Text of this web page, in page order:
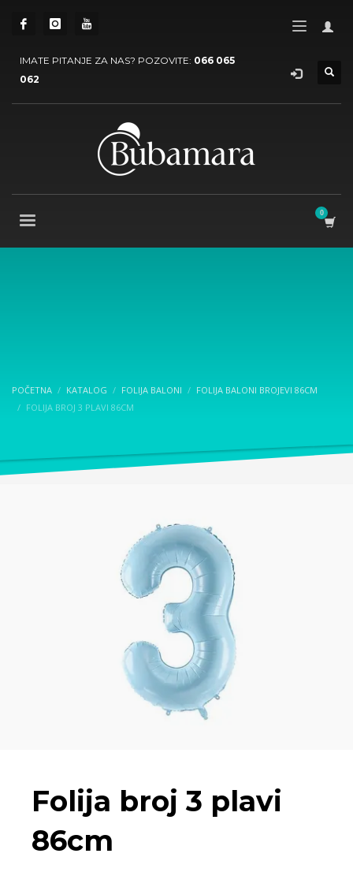
IMATE PITANJE ZA NAS? POZOVITE: 066 065
062
POČETNA KATALOG FOLIJA BALONI
FOLIJA BALONI BROJEVI 86CM
FOLIJA BROJ 3 PLAVI 86CM
Folija broj 3 plavi
86cm